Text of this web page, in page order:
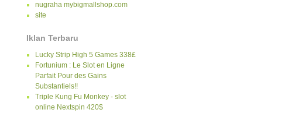
nugraha mybigmallshop.com
site
Iklan Terbaru
Lucky Strip High 5 Games 338£
Fortunium : Le Slot en Ligne
Parfait Pour des Gains
Substantiels!!
Triple Kung Fu Monkey - slot
online Nextspin 420$